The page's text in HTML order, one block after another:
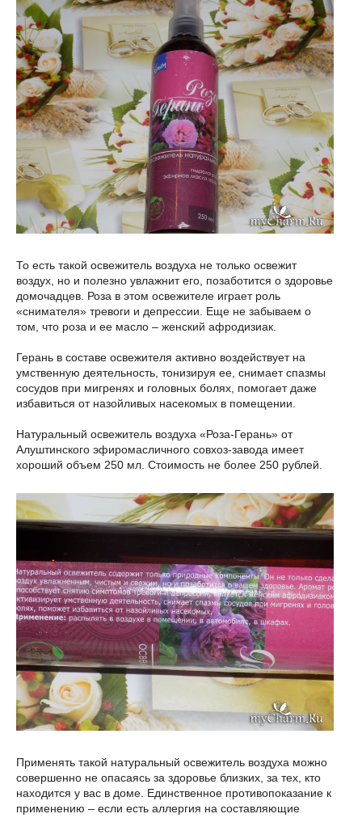
То есть такой освежитель воздуха не только освежит
воздух, но и полезно увлажнит его, позаботится о здоровье
домочадцев. Роза в этом освежителе играет роль
«снимателя» тревоги и депрессии. Еще не забываем о
том, что роза и ее масло – женский афродизиак.
Герань в составе освежителя активно воздействует на
умственную деятельность, тонизируя ее, снимает спазмы
сосудов при мигренях и головных болях, помогает даже
избавиться от назойливых насекомых в помещении.
Натуральный освежитель воздуха «Роза-Герань» от
Алуштинского эфиромасличного совхоз-завода имеет
хороший объем 250 мл. Стоимость не более 250 рублей.
Применять такой натуральный освежитель воздуха можно
совершенно не опасаясь за здоровье близких, за тех, кто
находится у вас в доме. Единственное противопоказание к
применению – если есть аллергия на составляющие